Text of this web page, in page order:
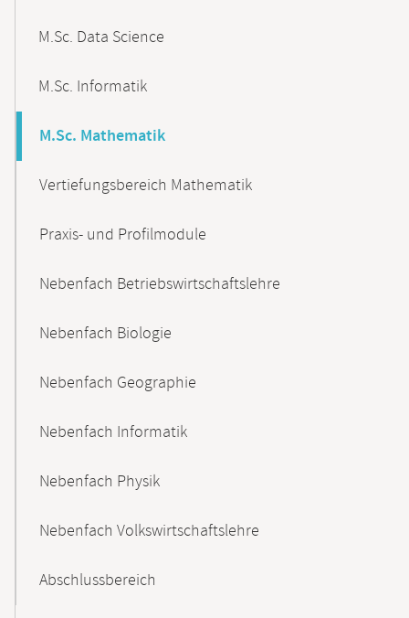
M.Sc. Data Science
M.Sc. Informatik
M.Sc. Mathematik
Vertiefungsbereich Mathematik
Praxis- und Profilmodule
Nebenfach Betriebswirtschaftslehre
Nebenfach Biologie
Nebenfach Geographie
Nebenfach Informatik
Nebenfach Physik
Nebenfach Volkswirtschaftslehre
Abschlussbereich